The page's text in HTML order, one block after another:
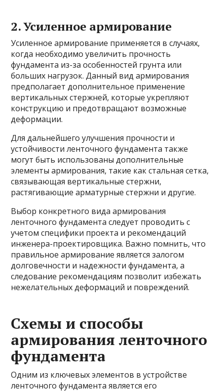
2. Усиленное армирование
Усиленное армирование применяется в случаях,
когда необходимо увеличить прочность
фундамента из-за особенностей грунта или
больших нагрузок. Данный вид армирования
предполагает дополнительное применение
вертикальных стержней, которые укрепляют
конструкцию и предотвращают возможные
деформации.
Для дальнейшего улучшения прочности и
устойчивости ленточного фундамента также
могут быть использованы дополнительные
элементы армирования, такие как стальная сетка,
связывающая вертикальные стержни,
растягивающие арматурные стержни и другие.
Выбор конкретного вида армирования
ленточного фундамента следует проводить с
учетом специфики проекта и рекомендаций
инженера-проектировщика. Важно помнить, что
правильное армирование является залогом
долговечности и надежности фундамента, а
следование рекомендациям позволит избежать
нежелательных деформаций и повреждений.
Схемы и способы
армирования ленточного
фундамента
Одним из ключевых элементов в устройстве
ленточного фундамента является его